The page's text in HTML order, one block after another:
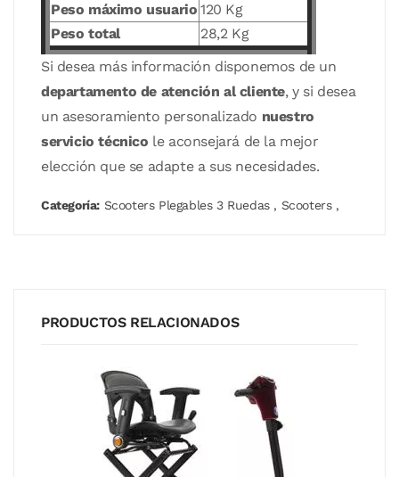
Peso máximo usuario 120 Kg
Peso total
28,2 Kg
Si desea más información disponemos de un
departamento de atención al cliente, y si desea
un asesoramiento personalizado nuestro
servicio técnico le aconsejará de la mejor
elección que se adapte a sus necesidades.
Categoría: Scooters Plegables 3 Ruedas, Scooters,
PRODUCTOS RELACIONADOS